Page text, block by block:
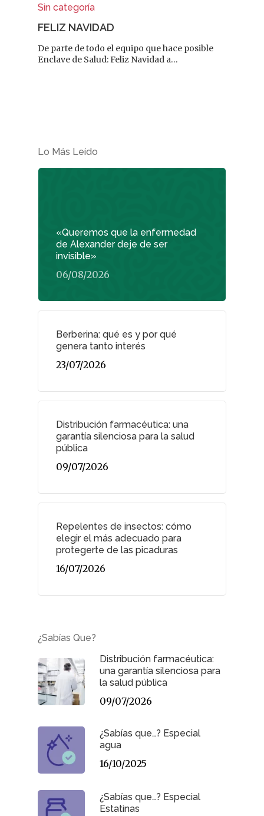
Sin categoría
FELIZ NAVIDAD
De parte de todo el equipo que hace posible
Enclave de Salud: Feliz Navidad a…
Lo Más Leído
«Queremos que la enfermedad
de Alexander deje de ser
invisible»
06/08/2026
Berberina: qué es y por qué
genera tanto interés
23/07/2026
Distribución farmacéutica: una
garantía silenciosa para la salud
pública
09/07/2026
Repelentes de insectos: cómo
elegir el más adecuado para
protegerte de las picaduras
16/07/2026
¿Sabías Que?
Distribución farmacéutica:
una garantía silenciosa para
la salud pública
09/07/2026
¿Sabías que…? Especial
agua
16/10/2025
¿Sabías que…? Especial
Estatinas
FARMACÉUTICOS DE
Actualidad
¿Sabías
Infantil
Nutrición
Fitoterapia
Pacientes